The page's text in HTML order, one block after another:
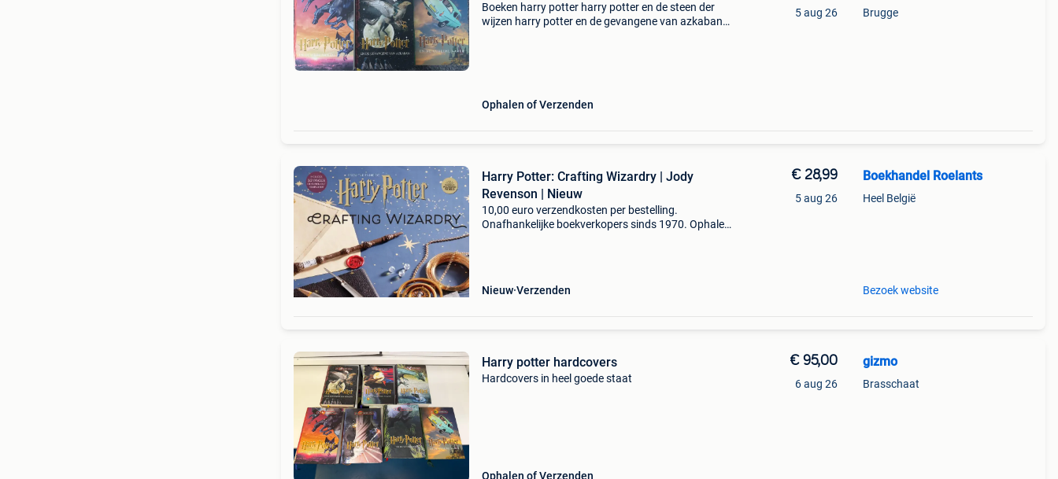
Boeken harry potter harry potter en de steen der
wijzen harry potter en de gevangene van azkaban
Ophalen of Verzenden
5 aug 26 Brugge
Harry Potter: Crafting Wizardry | Jody
Revenson | Nieuw
10,00 euro verzendkosten per bestelling.
Onafhankelijke boekverkopers sinds 1970. Ophalen
Nieuw Verzenden
€ 28,99
5 aug 26
Boekhandel Roelants
Heel België
Bezoek website
Harry potter hardcovers
Hardcovers in heel goede staat
Ophalen of Verzenden
€ 95,00
6 aug 26
gizmo
Brasschaat